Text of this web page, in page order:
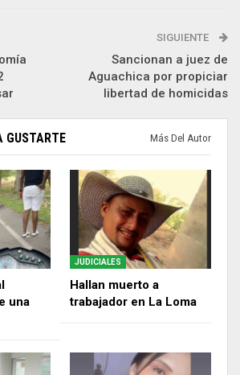
SIGUIENTE
Sancionan a juez de
Aguachica por propiciar
libertad de homicidas
GUSTARTE Más Del Autor
una
JUDICIALES
Hallan muerto a
trabajador en La Loma